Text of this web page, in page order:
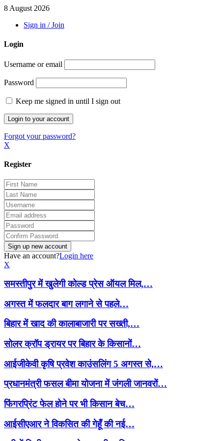
8 August 2026
Sign in / Join
Login
Username or email
Password
Keep me signed in until I sign out
Forgot your password?
X
Register
Have an account?Login here
X
समस्तीपुर में खुलेगी कोल्ड प्रेस ऑयल मिल,…
अगस्त में फलदार बाग लगाने से पहले…
बिहार में खाद की कालाबाजारी पर सख्ती,…
सोलर क्रॉप ड्रायर पर बिहार के किसानों…
आईजीकेवी कृषि प्रवेश काउंसलिंग 5 अगस्त से,…
प्रधानमंत्री फसल बीमा योजना में जंगली जानवरों…
फिंगरप्रिंट फेल होने पर भी किसान बेच…
आईसीएआर ने विकसित की गेहूँ की नई…